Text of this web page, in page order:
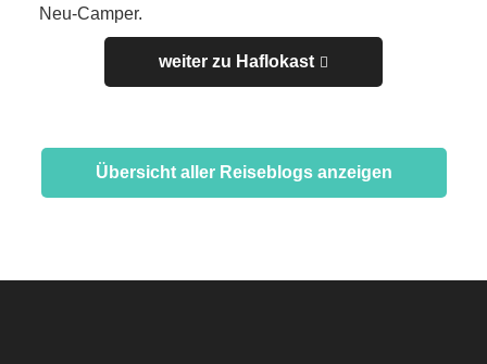
Neu-Camper.
weiter zu Haflokast
Übersicht aller Reiseblogs anzeigen